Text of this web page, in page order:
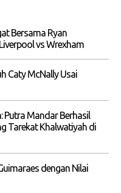
Bersama Ryan
vs Wrexham
Caty McNally Usai
Putra Mandar Berhasil
Tarekat Khalwatiyah di
dengan Nilai